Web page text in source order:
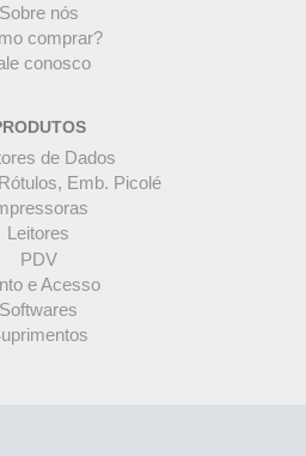
Sobre nós
comprar?
conosco
de Dados
Emb. Picolé
Leitores
PDV
e Acesso
Softwares